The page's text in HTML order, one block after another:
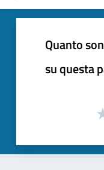
Quanto
su questa